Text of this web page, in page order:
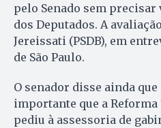
pelo Senado sem precisar
dos Deputados. A
Jereissati (PSDB), em
de São Paulo.
O senador disse ainda
importante que a
pediu à assessoria de